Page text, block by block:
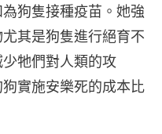
狗隻接種疫苗。她強
其是狗隻進行絕育不
牠們對人類的攻
實施安樂死的成本比